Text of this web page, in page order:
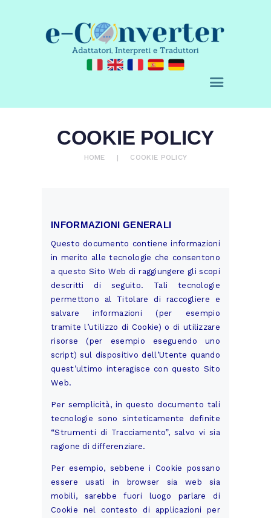
COOKIE POLICY
HOME COOKIE POLICY
E-CONVERTER - AGENZIA DI
TRADUZIONE
Adattatori, Interpreti e Traduttori
SERVIZI
ACQUISTA
CONTATTI
0 ITEMS
€ 0,00
INFORMAZIONI GENERALI
Questo documento contiene informazioni
in merito alle tecnologie che consentono
a questo Sito Web di raggiungere gli scopi
descritti di seguito. Tali tecnologie
permettono al Titolare di raccogliere e
salvare informazioni (per esempio
tramite l’utilizzo di Cookie) o di utilizzare
risorse (per esempio eseguendo uno
script) sul dispositivo dell’Utente quando
quest’ultimo interagisce con questo Sito
Web.
Per semplicità, in questo documento tali
tecnologie sono sinteticamente definite
“Strumenti di Tracciamento”, salvo vi sia
ragione di differenziare.
Per esempio, sebbene i Cookie possano
essere usati in browser sia web sia
mobili, sarebbe fuori luogo parlare di
Cookie nel contesto di applicazioni per